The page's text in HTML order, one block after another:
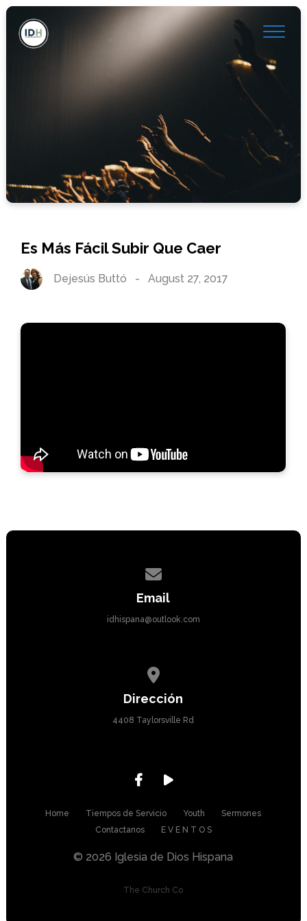
Es Más Fácil Subir Que Caer
Dejesús Buttó -August 27, 2017
Email
idhispana@outlook.com
Dirección
4408 Taylorsville Rd
Home Tiempos de Servicio Youth
Sermones
Contactanos
E V E N T O S
© 2026 Iglesia de Dios Hispana
The Church Co